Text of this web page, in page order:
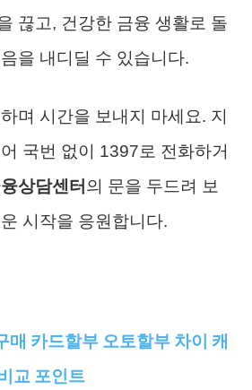
끊고, 건강한 금융 생활로 돌
을 내디딜 수 있습니다.
며 시간을 보내지 마세요. 지
국번 없이 1397로 전화하거
상담센터 의 문을 두드려 보
시작을 응원합니다.
매 카드할부 오토할부 차이 캐
교 포인트